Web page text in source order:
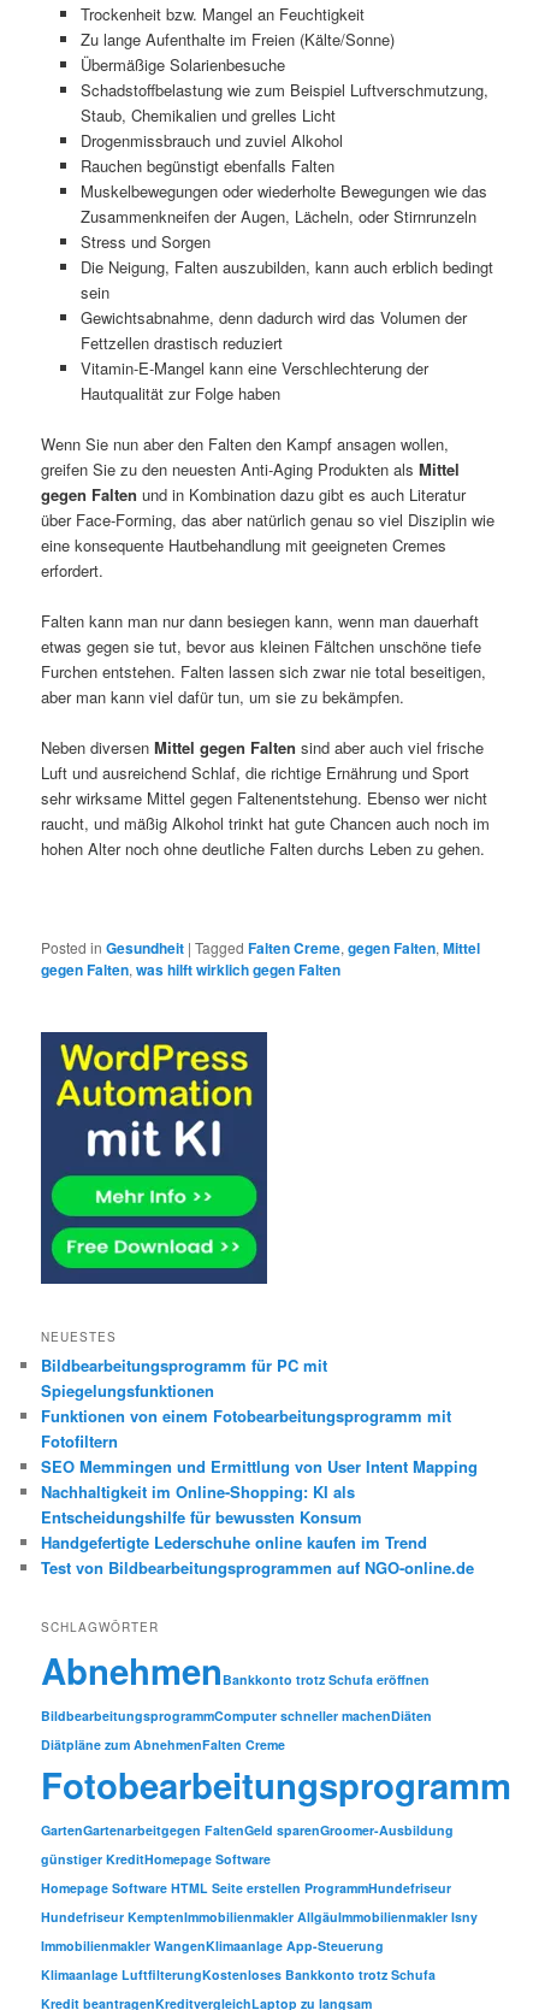
Trockenheit bzw. Mangel an Feuchtigkeit
Zu lange Aufenthalte im Freien (Kälte/Sonne)
Übermäßige Solarienbesuche
Schadstoffbelastung wie zum Beispiel Luftverschmutzung,
Staub, Chemikalien und grelles Licht
Drogenmissbrauch und zuviel Alkohol
Rauchen begünstigt ebenfalls Falten
Muskelbewegungen oder wiederholte Bewegungen wie das
Zusammenkneifen der Augen, Lächeln, oder Stirnrunzeln
Stress und Sorgen
Die Neigung, Falten auszubilden, kann auch erblich bedingt
sein
Gewichtsabnahme, denn dadurch wird das Volumen der
Fettzellen drastisch reduziert
Vitamin-E-Mangel kann eine Verschlechterung der
Hautqualität zur Folge haben
Wenn Sie nun aber den Falten den Kampf ansagen wollen,
greifen Sie zu den neuesten Anti-Aging Produkten alsMittel
gegen Falten und in Kombination dazu gibt es auch Literatur
über Face-Forming, das aber natürlich genau so viel Disziplin wie
eine konsequente Hautbehandlung mit geeigneten Cremes
erfordert.
Falten kann man nur dann besiegen kann, wenn man dauerhaft
etwas gegen sie tut, bevor aus kleinen Fältchen unschöne tiefe
Furchen entstehen. Falten lassen sich zwar nie total beseitigen,
aber man kann viel dafür tun, um sie zu bekämpfen.
Neben diversenMittel gegen Falten sind aber auch viel frische
Luft und ausreichend Schlaf, die richtige Ernährung und Sport
sehr wirksame Mittel gegen Faltenentstehung. Ebenso wer nicht
raucht, und mäßig Alkohol trinkt hat gute Chancen auch noch im
hohen Alter noch ohne deutliche Falten durchs Leben zu gehen.
Posted in Gesundheit |Tagged Falten Creme,gegen Falten,Mittel
gegen Falten,was hilft wirklich gegen Falten
NEUESTES
Bildbearbeitungsprogramm für PC mit
Spiegelungsfunktionen
Funktionen von einem Fotobearbeitungsprogramm mit
Fotofiltern
SEO Memmingen und Ermittlung von User Intent Mapping
Nachhaltigkeit im Online-Shopping: KI als
Entscheidungshilfe für bewussten Konsum
Handgefertigte Lederschuhe online kaufen im Trend
Test von Bildbearbeitungsprogrammen auf NGO-online.de
SCHLAGWÖRTER
AbnehmenBankkonto trotz Schufa eröffnen
BildbearbeitungsprogrammComputer schneller machenDiäten
Diätpläne zum AbnehmenFalten Creme
Fotobearbeitungsprogramm
GartenGartenarbeitgegen FaltenGeld sparenGroomer-Ausbildung
günstiger KreditHomepage Software
Homepage Software HTML Seite erstellen ProgrammHundefriseur
Hundefriseur KemptenImmobilienmakler AllgäuImmobilienmakler Isny
Immobilienmakler WangenKlimaanlage App-Steuerung
Klimaanlage LuftfilterungKostenloses Bankkonto trotz Schufa
Kredit beantragenKreditvergleichLaptop zu langsam